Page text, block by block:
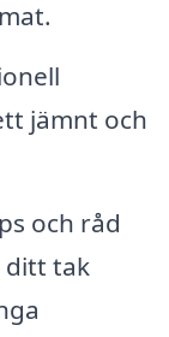
jämnt och
och råd
ditt tak